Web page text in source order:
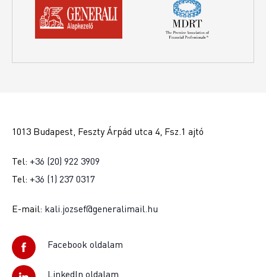
1013 Budapest, Feszty Árpád utca 4, Fsz.1 ajtó
Tel: +36 (20) 922 3909
Tel: +36 (1) 237 0317
E-mail: kali.jozsef@generalimail.hu
Facebook oldalam
LinkedIn oldalam